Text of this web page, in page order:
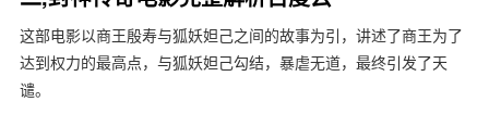
这部电影以商王殷寿与狐妖妲己之间的故事为引，讲述了商王为了
达到权力的最高点，与狐妖妲己勾结，暴虐无道，最终引发了天
谴。